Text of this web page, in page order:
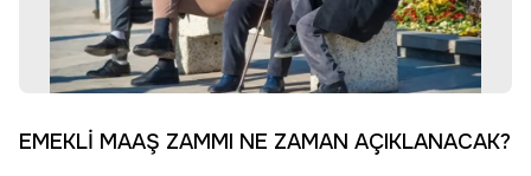
EMEKLİ MAAŞ ZAMMI NE ZAMAN AÇIKLANACAK?